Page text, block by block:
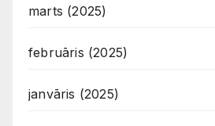
marts (2025)
februāris (2025)
janvāris (2025)